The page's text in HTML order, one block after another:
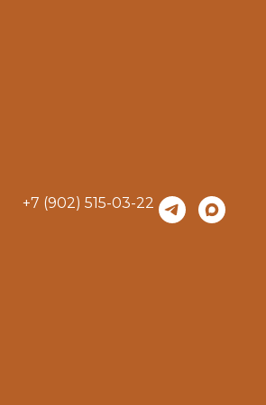
+7 (902) 515-03-22